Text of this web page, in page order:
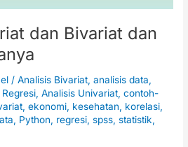
dan Bivariat dan
/Analisis Bivariat,analisis data,
,Analisis Univariat,contoh-
,ekonomi, kesehatan, korelasi,
, Python, regresi, spss, statistik,